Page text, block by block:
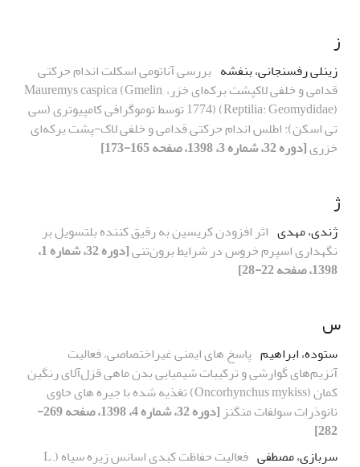
ز
زینلی رفسنجانی، بنفشه بررسی آناتومی اسکلت اندام حرکتی
قدامی و خلفی لاکپشت برکه‌ای خزر، Mauremys caspica (Gmelin,
1774) (Reptilia: Geomydidae) توسط توموگرافی کامپیوتری (سی
تی اسکن): اطلس اندام حرکتی قدامی و خلفی لاک-پشت برکه‌ای
خزری[دوره 32، شماره 3، 1398، صفحه 165-173]
ژ
ژندی، مهدی اثر افزودن کریسین به رقیق کننده بلتسویل بر
نگهداری اسپرم خروس در شرایط برون‌تنی
[دوره 32، شماره 1،
1398، صفحه 22-28]
س
ستوده، ابراهیم پاسخ های ایمنی غیر‌اختصاصی، فعالیت
آنزیم‌های گوارشی و ترکیبات شیمیایی بدن ماهی قزل‌آلای رنگین
کمان (Oncorhynchus mykiss) تغذیه شده با جیره های حاوی
نانوذرات سولفات منگنز
[دوره 32، شماره 4، 1398، صفحه 269-
282]
سربازی، مصطفی
فعالیت حفاظت کبدی اسانس زیره سیاه (L.